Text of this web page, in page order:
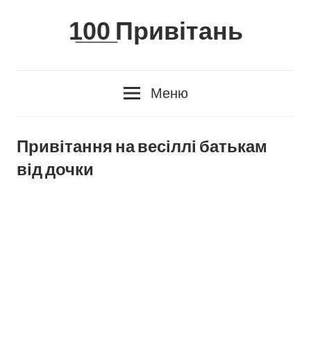
1̲0̲0̲ Привітань
Меню
Привітання на весіллі батькам
від дочки